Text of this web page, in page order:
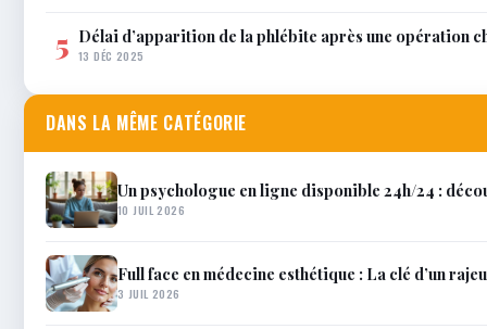
5 Délai d’apparition de la phlébite après une opération
13 DÉC 2025
DANS LA MÊME CATÉGORIE
Un psychologue en ligne disponible 24h/24 :
10 JUIL 2026
Full face en médecine esthétique : La clé d’un
3 JUIL 2026